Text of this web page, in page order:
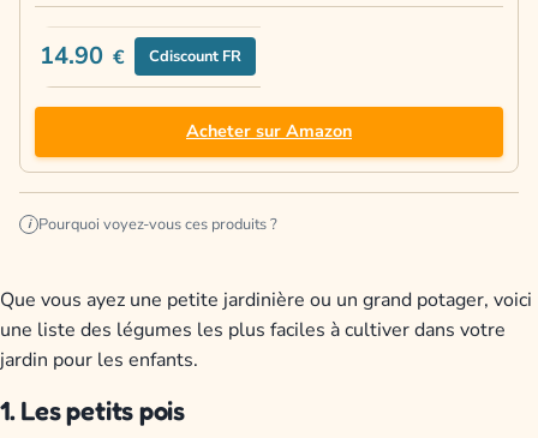
14.90 € Cdiscount FR
Acheter sur Amazon
i Pourquoi voyez-vous ces produits ?
Que vous ayez une petite jardinière ou un grand potager, voici
une liste des légumes les plus faciles à cultiver dans votre
jardin pour les enfants.
1. Les petits pois